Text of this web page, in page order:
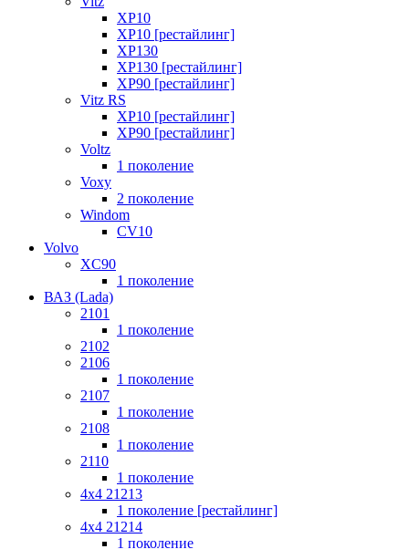
XP10
XP10 [рестайлинг]
XP130
XP130 [рестайлинг]
XP90 [рестайлинг]
Vitz RS
XP10 [рестайлинг]
XP90 [рестайлинг]
Voltz
1 поколение
Voxy
2 поколение
Windom
СV10
Volvo
XC90
1 поколение
ВАЗ (Lada)
2101
1 поколение
2102
2106
1 поколение
2107
1 поколение
2108
1 поколение
2110
1 поколение
4x4 21213
1 поколение [рестайлинг]
4x4 21214
1 поколение